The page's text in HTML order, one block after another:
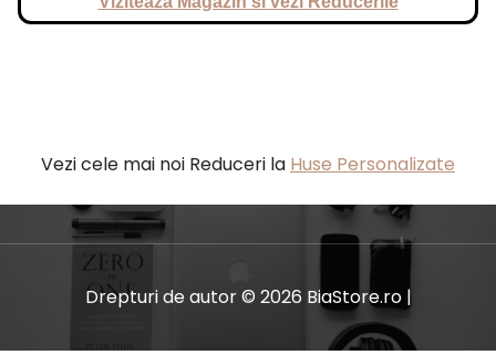
Vezi cele mai noi Reduceri la Huse Personalizate
Drepturi de autor © 2026 BiaStore.ro |